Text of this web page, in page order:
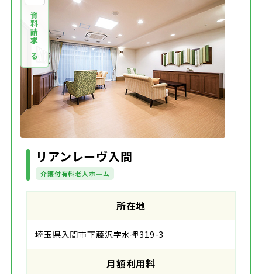
資料請求する
リアンレーヴ入間
介護付有料老人ホーム
所在地
埼玉県入間市下藤沢字水押319-3
月額利用料